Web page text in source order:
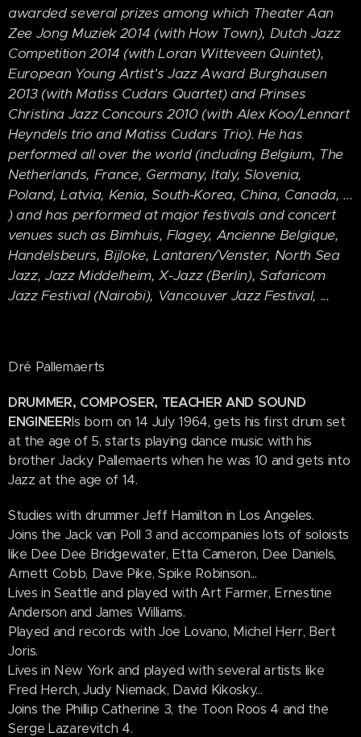
awarded several prizes among which Theater Aan
Zee Jong Muziek 2014 (with How Town), Dutch Jazz
Competition 2014 (with Loran Witteveen Quintet),
European Young Artist's Jazz Award Burghausen
2013 (with Matiss Cudars Quartet) and Prinses
Christina Jazz Concours 2010 (with Alex Koo/Lennart
Heyndels trio and Matiss Cudars Trio). He has
performed all over the world (including Belgium, The
Netherlands, France, Germany, Italy, Slovenia,
Poland, Latvia, Kenia, South-Korea, China, Canada, ...
) and has performed at major festivals and concert
venues such as Bimhuis, Flagey, Ancienne Belgique,
Handelsbeurs, Bijloke, Lantaren/Venster, North Sea
Jazz, Jazz Middelheim, X-Jazz (Berlin), Safaricom
Jazz Festival (Nairobi), Vancouver Jazz Festival, ...
Dré Pallemaerts
DRUMMER, COMPOSER, TEACHER AND SOUND
ENGINEERIs born on 14 July 1964, gets his first drum set
at the age of 5, starts playing dance music with his
brother Jacky Pallemaerts when he was 10 and gets into
Jazz at the age of 14.
Studies with drummer Jeff Hamilton in Los Angeles.
Joins the Jack van Poll 3 and accompanies lots of soloists
like Dee Dee Bridgewater, Etta Cameron, Dee Daniels,
Arnett Cobb, Dave Pike, Spike Robinson...
Lives in Seattle and played with Art Farmer, Ernestine
Anderson and James Williams.
Played and records with Joe Lovano, Michel Herr, Bert
Joris.
Lives in New York and played with several artists like
Fred Herch, Judy Niemack, David Kikosky...
Joins the Phillip Catherine 3, the Toon Roos 4 and the
Serge Lazarevitch 4.